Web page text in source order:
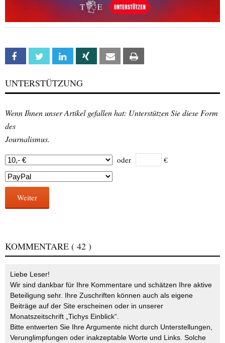
Facebook Twitter Linkedin Xing Email
UNTERSTÜTZUNG
Wenn Ihnen unser Artikel gefallen hat: Unterstützen Sie diese Form
des
Journalismus.
oder €
Weiter
KOMMENTARE ( 42 )
Liebe Leser!
Wir sind dankbar für Ihre Kommentare und schätzen Ihre aktive
Beteiligung sehr. Ihre Zuschriften können auch als eigene
Beiträge auf der Site erscheinen oder in unserer
Monatszeitschrift „Tichys Einblick“.
Bitte entwerten Sie Ihre Argumente nicht durch Unterstellungen,
Verunglimpfungen oder inakzeptable Worte und Links. Solche